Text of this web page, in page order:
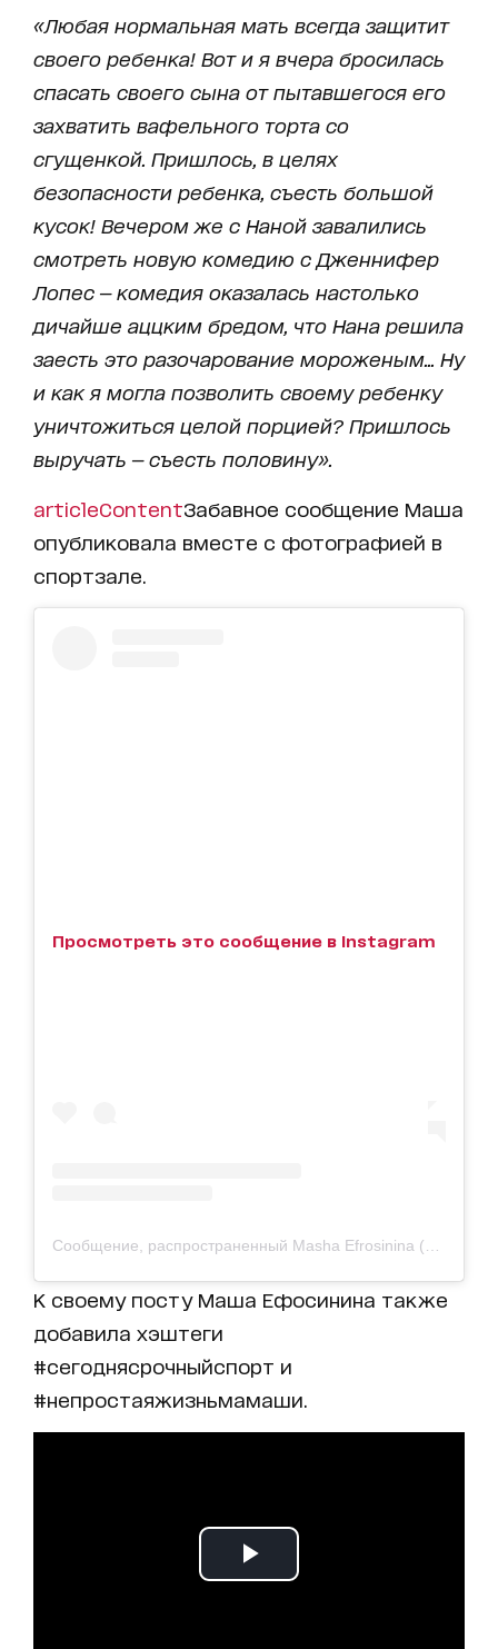
«Любая нормальная мать всегда защитит
своего ребенка! Вот и я вчера бросилась
спасать своего сына от пытавшегося его
захватить вафельного торта со
сгущенкой. Пришлось, в целях
безопасности ребенка, съесть большой
кусок! Вечером же с Наной завалились
смотреть новую комедию с Дженнифер
Лопес — комедия оказалась настолько
дичайше аццким бредом, что Нана решила
заесть это разочарование мороженым... Ну
и как я могла позволить своему ребенку
уничтожиться целой порцией? Пришлось
выручать — съесть половину».
articleContentЗабавное сообщение Маша
опубликовала вместе с фотографией в
спортзале.
Просмотреть это сообщение в Instagram
К своему посту Маша Ефосинина также
добавила хэштеги
#сегоднясрочныйспорт и
#непростаяжизньмамаши.